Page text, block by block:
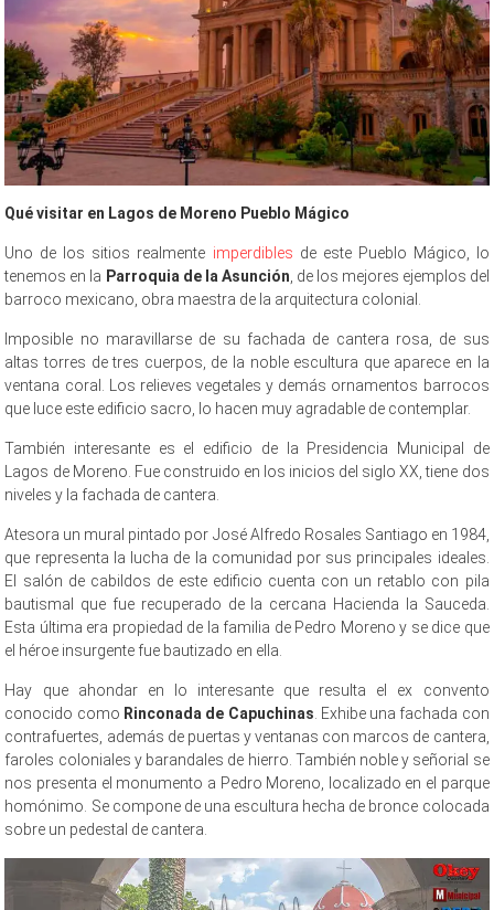
Qué visitar en Lagos de Moreno Pueblo Mágico
Uno de los sitios realmente imperdibles de este Pueblo Mágico, lo
tenemos en la Parroquia de la Asunción, de los mejores ejemplos del
barroco mexicano, obra maestra de la arquitectura colonial.
Imposible no maravillarse de su fachada de cantera rosa, de sus
altas torres de tres cuerpos, de la noble escultura que aparece en la
ventana coral. Los relieves vegetales y demás ornamentos barrocos
que luce este edificio sacro, lo hacen muy agradable de contemplar.
También interesante es el edificio de la Presidencia Municipal de
Lagos de Moreno. Fue construido en los inicios del siglo XX, tiene dos
niveles y la fachada de cantera.
Atesora un mural pintado por José Alfredo Rosales Santiago en 1984,
que representa la lucha de la comunidad por sus principales ideales.
El salón de cabildos de este edificio cuenta con un retablo con pila
bautismal que fue recuperado de la cercana Hacienda la Sauceda.
Esta última era propiedad de la familia de Pedro Moreno y se dice que
el héroe insurgente fue bautizado en ella.
Hay que ahondar en lo interesante que resulta el ex convento
conocido como Rinconada de Capuchinas. Exhibe una fachada con
contrafuertes, además de puertas y ventanas con marcos de cantera,
faroles coloniales y barandales de hierro. También noble y señorial se
nos presenta el monumento a Pedro Moreno, localizado en el parque
homónimo. Se compone de una escultura hecha de bronce colocada
sobre un pedestal de cantera.